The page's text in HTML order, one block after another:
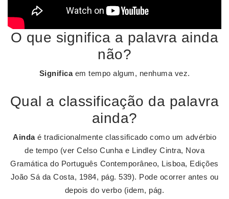
O que significa a palavra ainda
não?
Significaem tempo algum, nenhuma vez.
Qual a classificação da palavra
ainda?
Aindaé tradicionalmente classificado como um advérbio
de tempo (ver Celso Cunha e Lindley Cintra, Nova
Gramática do Português Contemporâneo, Lisboa, Edições
João Sá da Costa, 1984, pág. 539). Pode ocorrer antes ou
depois do verbo (idem, pág.